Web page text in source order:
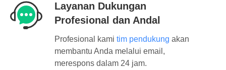
Layanan Dukungan
Profesional dan Andal
Profesional kami tim pendukung akan
membantu Anda melalui email,
merespons dalam 24 jam.